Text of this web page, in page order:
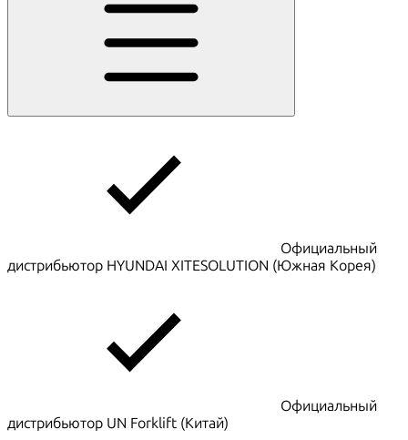
Официальный
дистрибьютор HYUNDAI XITESOLUTION (Южная Корея)
Официальный
дистрибьютор UN Forklift (Китай)